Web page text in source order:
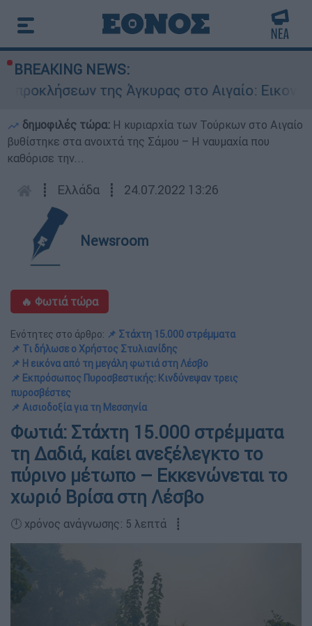
BREAKING NEWS:
της Άγκυρας στο Αιγαίο: Εικονική
δημοφιλές τώρα: Η κυριαρχία των Τούρκων στο Αιγαίο
βυθίστηκε στα ανοιχτά της Σάμου – Η ναυμαχία που
καθόρισε την...
┋ Ελλάδα ┋ 24.07.2022 13:26
Newsroom
🔥 Φωτιά τώρα
Ενότητες στο άρθρο: 📌 Στάχτη 15.000 στρέμματα
📌 Τι δήλωσε ο Χρήστος Στυλιανίδης
📌 Η εικόνα από τη μεγάλη φωτιά στη Λέσβο
📌 Εκπρόσωπος Πυροσβεστικής: Κινδύνεψαν τρεις
πυροσβέστες
📌 Αισιοδοξία για τη Μεσσηνία
Φωτιά: Στάχτη 15.000 στρέμματα
τη Δαδιά, καίει ανεξέλεγκτο το
πύρινο μέτωπο – Εκκενώνεται το
χωριό Βρίσα στη Λέσβο
🕛 χρόνος ανάγνωσης: 5 λεπτά ┋